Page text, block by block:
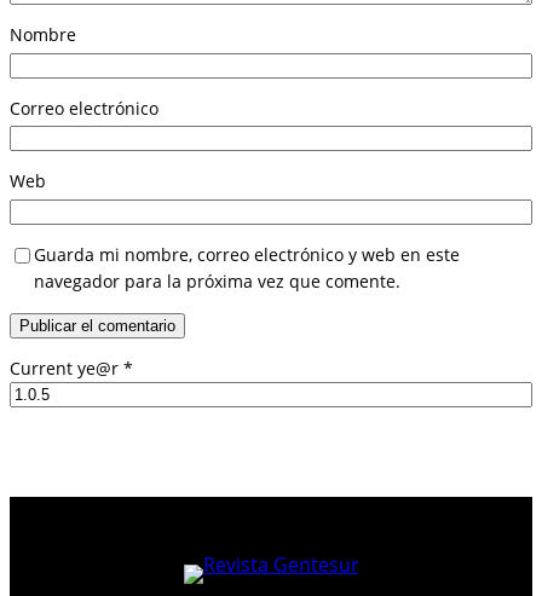
Nombre
Correo electrónico
Web
Guarda mi nombre, correo electrónico y web en este
navegador para la próxima vez que comente.
Current ye@r *